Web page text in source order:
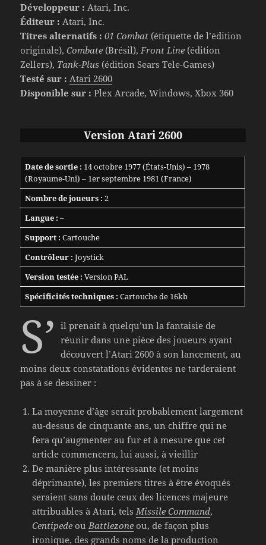
Développeur : Atari, Inc.
Éditeur : Atari, Inc.
Titres alternatifs : 01 Combat (étiquette de l’édition
originale),Combate (Brésil), Front Line (édition
Zellers), Tank-Plus (édition Sears Tele-Games)
Testé sur : Atari 2600
Disponible sur : Plex Arcade, Windows, Xbox 360
Version Atari 2600
Date de sortie : 14 octobre 1977 (États-Unis) – 1978
(Royaume-Uni) – 1er septembre 1981 (France)
Nombre de joueurs : 2
Langue : –
Support : Cartouche
Contrôleur : Joystick
Version testée : Version PAL
Spécificités techniques : Cartouche de 16kb
S’ il prenait à quelqu’un la fantaisie de
réunir dans une pièce des joueurs ayant
découvert l’Atari 2600 à son lancement, au
moins deux constatations évidentes ne tarderaient
pas à se dessiner :
La moyenne d’âge serait probablement largement
au-dessus de cinquante ans, un chiffre qui ne
fera qu’augmenter au fur et à mesure que cet
article commencera, lui aussi, à vieillir
De manière plus intéressante (et moins
déprimante), les premiers titres à être évoqués
seraient sans doute ceux des licences majeure
attribuables à Atari, telsMissile Command,
Centipede ouBattlezone ou, de façon plus
ironique, des grands noms de la production